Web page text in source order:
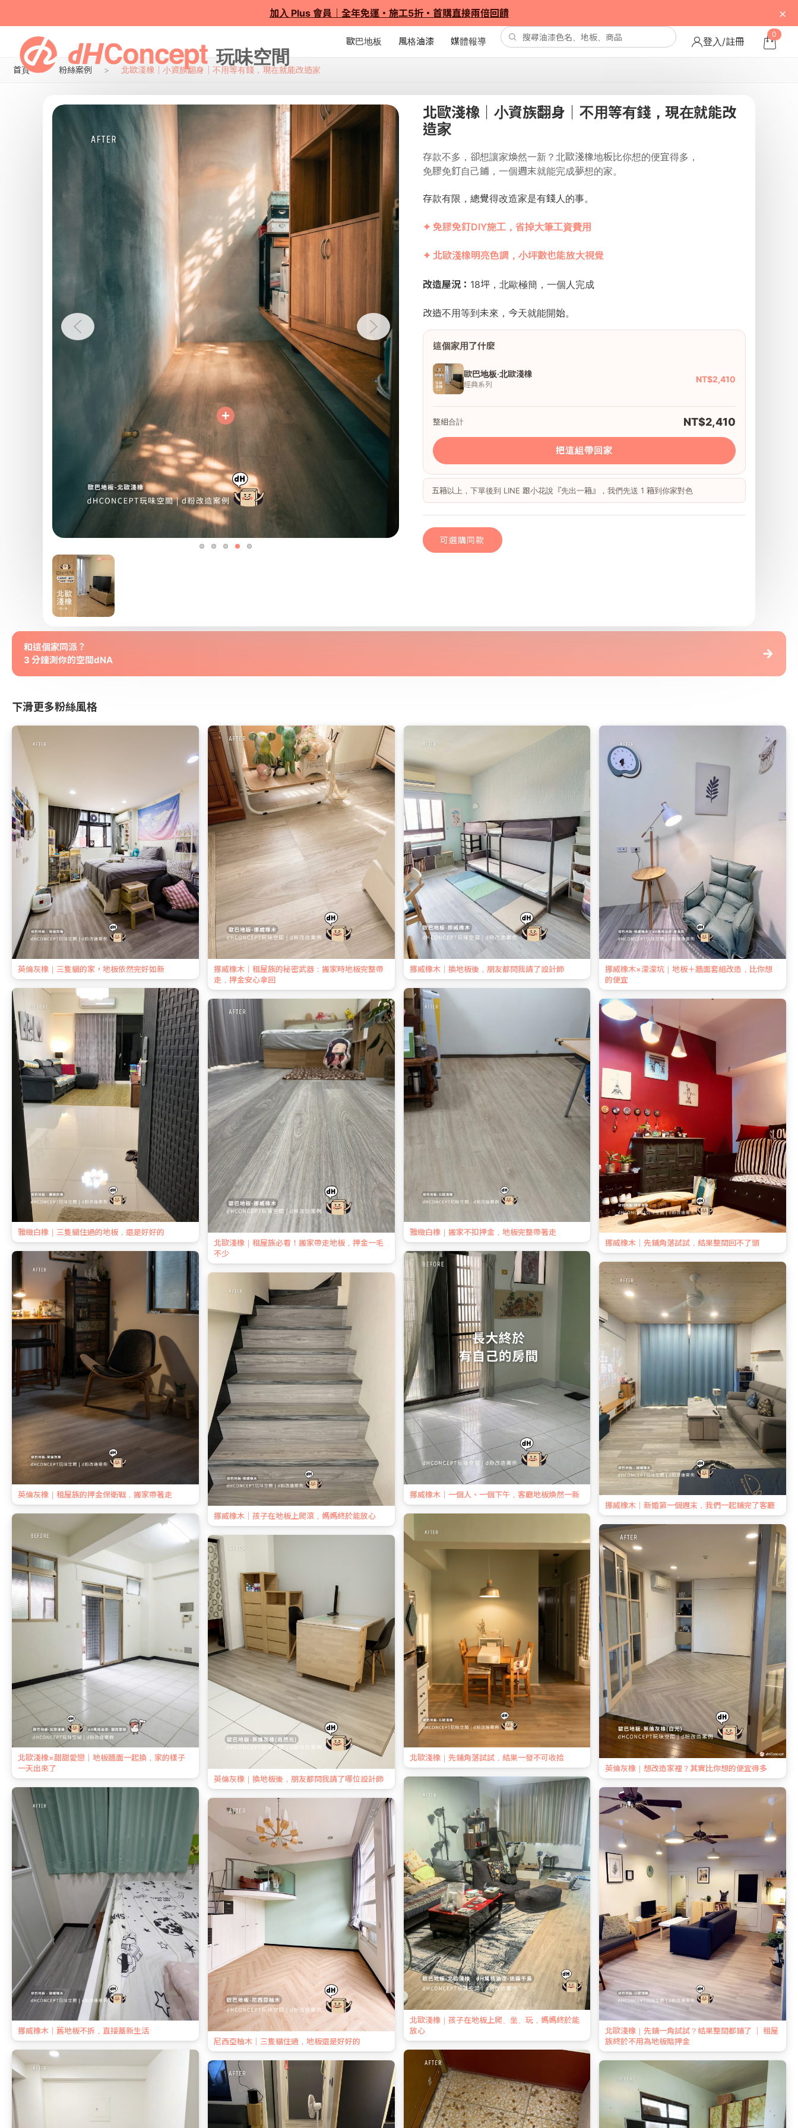
加入 Plus 會員｜全年免運・施工5折・首購直接兩倍回饋 ×
歐巴地板 風格油漆 媒體報導 登入/註冊
0
首頁 粉絲案例 北歐淺橡｜小資族翻身｜不用等有錢，現在就能改造家
北歐淺橡｜小資族翻身｜不用等有錢，現在就能改
造家
存款不多，卻想讓家煥然一新？北歐淺橡地板比你想的便宜得多，
免膠免釘自己鋪，一個週末就能完成夢想的家。
存款有限，總覺得改造家是有錢人的事。
✦ 免膠免釘DIY施工，省掉大筆工資費用
✦ 北歐淺橡明亮色調，小坪數也能放大視覺
改造屋況： 18坪，北歐極簡，一個人完成
改造不用等到未來，今天就能開始。
這個家用了什麼
歐巴地板·北歐淺橡
經典系列
NT$2,410
整組合計 NT$2,410
把這組帶回家
五箱以上，下單後到 LINE 跟小花說『先出一箱』，我們先送 1 箱到你家對色
可選購同款
和這個家同派？
3 分鐘測你的空間dNA
→
下滑更多粉絲風格
英倫灰橡｜三隻貓的家，地板依然完好如新
挪威橡木｜租屋族的秘密武器：搬家時地板完整帶
走，押金安心拿回
挪威橡木｜換地板後，朋友都問我請了設計師
挪威橡木×濛濛坑｜地板＋牆面套組改造，比你想
的便宜
雅緻白橡｜三隻貓住過的地板，還是好好的
北歐淺橡｜租屋族必看！搬家帶走地板，押金一毛
不少
雅緻白橡｜搬家不扣押金，地板完整帶著走
挪威橡木｜先鋪角落試試，結果整間回不了頭
英倫灰橡｜租屋族的押金保衛戰，搬家帶著走
挪威橡木｜孩子在地板上爬滾，媽媽終於能放心
挪威橡木｜一個人、一個下午，客廳地板煥然一新
挪威橡木｜新婚第一個週末，我們一起鋪完了客廳
北歐淺橡×甜甜愛戀｜地板牆面一起換，家的樣子
一天出來了
英倫灰橡｜換地板後，朋友都問我請了哪位設計師
北歐淺橡｜先鋪角落試試，結果一發不可收拾
英倫灰橡｜想改造家裡？其實比你想的便宜得多
挪威橡木｜舊地板不拆，直接蓋新生活
尼西亞柚木｜三隻貓住過，地板還是好好的
北歐淺橡｜孩子在地板上爬、坐、玩，媽媽終於能
放心
北歐淺橡｜先鋪一角試試？結果整間都鋪了 ｜ 租屋
族終於不用為地板賠押金